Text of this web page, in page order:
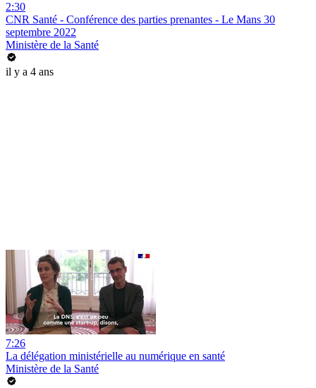
2:30
CNR Santé - Conférence des parties prenantes - Le Mans 30
septembre 2022
Ministère de la Santé
il y a 4 ans
7:26
La délégation ministérielle au numérique en santé
Ministère de la Santé